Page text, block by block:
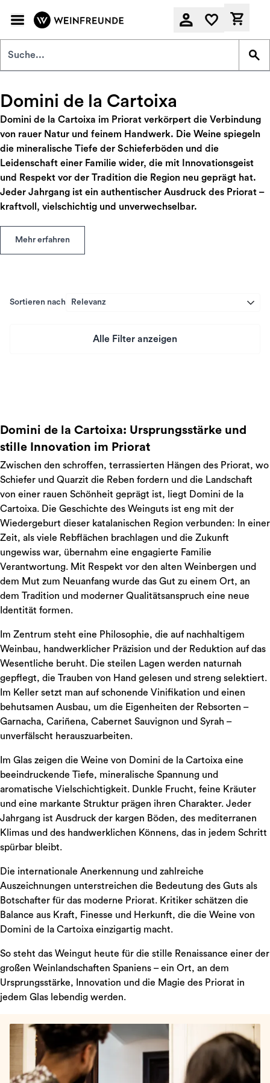
Domini de la Cartoixa
Domini de la Cartoixa im Priorat verkörpert die Verbindung
von rauer Natur und feinem Handwerk. Die Weine spiegeln
die mineralische Tiefe der Schieferböden und die
Leidenschaft einer Familie wider, die mit Innovationsgeist
und Respekt vor der Tradition die Region neu geprägt hat.
Jeder Jahrgang ist ein authentischer Ausdruck des Priorat –
kraftvoll, vielschichtig und unverwechselbar.
Mehr erfahren
Sortieren nach Relevanz
Alle Filter anzeigen
Domini de la Cartoixa: Ursprungsstärke und
stille Innovation im Priorat
Zwischen den schroffen, terrassierten Hängen des Priorat, wo
Schiefer und Quarzit die Reben fordern und die Landschaft
von einer rauen Schönheit geprägt ist, liegt Domini de la
Cartoixa. Die Geschichte des Weinguts ist eng mit der
Wiedergeburt dieser katalanischen Region verbunden: In einer
Zeit, als viele Rebflächen brachlagen und die Zukunft
ungewiss war, übernahm eine engagierte Familie
Verantwortung. Mit Respekt vor den alten Weinbergen und
dem Mut zum Neuanfang wurde das Gut zu einem Ort, an
dem Tradition und moderner Qualitätsanspruch eine neue
Identität formen.
Im Zentrum steht eine Philosophie, die auf nachhaltigem
Weinbau, handwerklicher Präzision und der Reduktion auf das
Wesentliche beruht. Die steilen Lagen werden naturnah
gepflegt, die Trauben von Hand gelesen und streng selektiert.
Im Keller setzt man auf schonende Vinifikation und einen
behutsamen Ausbau, um die Eigenheiten der Rebsorten –
Garnacha, Cariñena, Cabernet Sauvignon und Syrah –
unverfälscht herauszuarbeiten.
Im Glas zeigen die Weine von Domini de la Cartoixa eine
beeindruckende Tiefe, mineralische Spannung und
aromatische Vielschichtigkeit. Dunkle Frucht, feine Kräuter
und eine markante Struktur prägen ihren Charakter. Jeder
Jahrgang ist Ausdruck der kargen Böden, des mediterranen
Klimas und des handwerklichen Könnens, das in jedem Schritt
spürbar bleibt.
Die internationale Anerkennung und zahlreiche
Auszeichnungen unterstreichen die Bedeutung des Guts als
Botschafter für das moderne Priorat. Kritiker schätzen die
Balance aus Kraft, Finesse und Herkunft, die die Weine von
Domini de la Cartoixa einzigartig macht.
So steht das Weingut heute für die stille Renaissance einer der
großen Weinlandschaften Spaniens – ein Ort, an dem
Ursprungsstärke, Innovation und die Magie des Priorat in
jedem Glas lebendig werden.